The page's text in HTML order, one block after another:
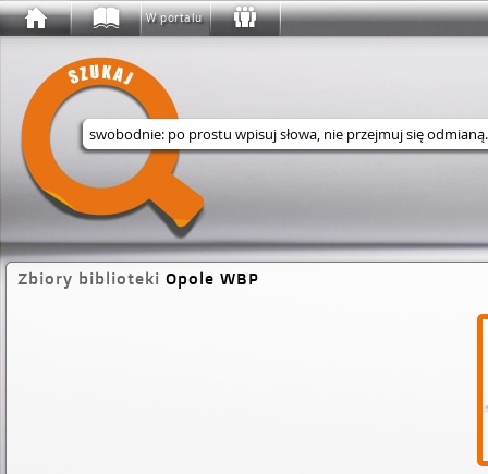
W portalu
Wyszukaj w serwisie
Zbiory biblioteki Opole WBP